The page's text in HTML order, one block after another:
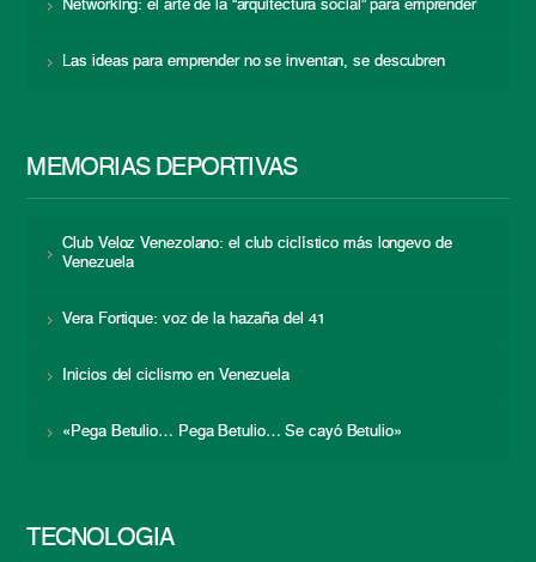
Networking: el arte de la “arquitectura social” para emprender
Las ideas para emprender no se inventan, se descubren
MEMORIAS DEPORTIVAS
Club Veloz Venezolano: el club ciclístico más longevo de
Venezuela
Vera Fortique: voz de la hazaña del 41
Inicios del ciclismo en Venezuela
«Pega Betulio… Pega Betulio… Se cayó Betulio»
TECNOLOGÍA